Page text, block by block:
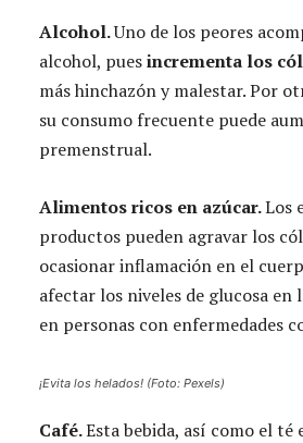
Alcohol.Uno de los peores
alcohol, puesincrementa los
más hinchazón y malestar. Por
su consumo frecuente puede
premenstrual.
Alimentos ricos en azúcar.Los
productos pueden agravar los
ocasionar inflamación en el
afectar los niveles de glucosa en
en personas con enfermedades
¡Evita los helados! (Foto: Pexels)
Café.Esta bebida, así como el té